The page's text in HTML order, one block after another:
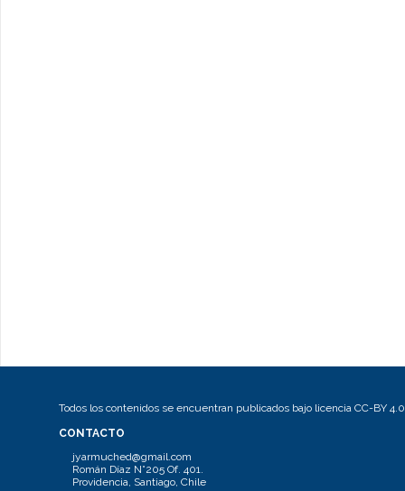
Todos los contenidos se encuentran publicados bajo licencia CC-BY 4.0
CONTACTO
jyarmuched@gmail.com
Román Díaz N°205 Of. 401.
Providencia, Santiago, Chile